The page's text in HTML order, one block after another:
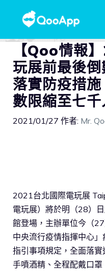
【Qoo情報
玩展前最後
落實防疫措
數限縮至七千
2021/01/27 作者: Mr.
2021台北國際電玩展
電玩展）將於明（28）
館登場，主辦單位今（
中央流行疫情指揮中心
指引事項規定，全面落
手噴酒精、全程配戴口